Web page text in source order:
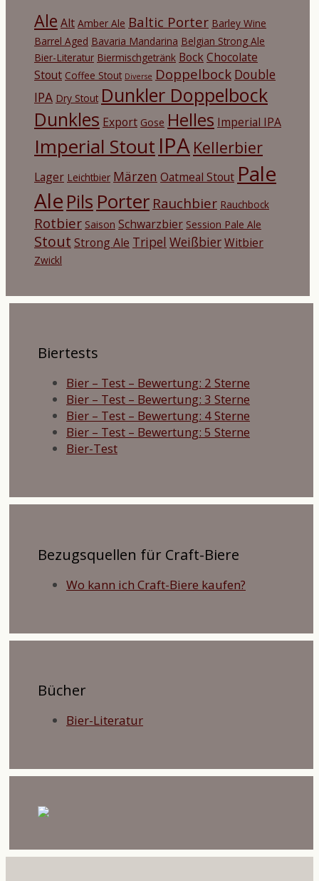
Ale Alt Amber Ale Baltic Porter Barley Wine
Barrel Aged Bavaria Mandarina Belgian Strong Ale
Bier-Literatur Biermischgetränk BockChocolate
Stout Coffee Stout Diverse Doppelbock Double
IPA Dry Stout Dunkler Doppelbock
Dunkles Export Gose Helles Imperial IPA
Imperial Stout IPA Kellerbier
Lager Leichtbier Märzen Oatmeal Stout Pale
Ale Pils Porter Rauchbier Rauchbock
Rotbier Saison Schwarzbier Session Pale Ale
Stout Strong Ale Tripel WeißbierWitbier
Zwickl
Biertests
Bier – Test – Bewertung: 2 Sterne
Bier – Test – Bewertung: 3 Sterne
Bier – Test – Bewertung: 4 Sterne
Bier – Test – Bewertung: 5 Sterne
Bier-Test
Bezugsquellen für Craft-Biere
Wo kann ich Craft-Biere kaufen?
Bücher
Bier-Literatur